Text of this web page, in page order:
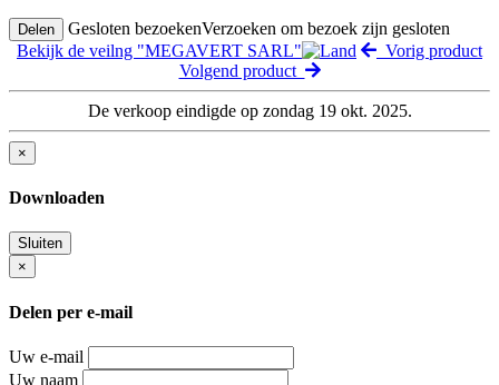
Delen Gesloten bezoekenVerzoeken om bezoek zijn gesloten
Bekijk de veilng "MEGAVERT SARL"
Vorig product
Volgend product
De verkoop eindigde op zondag 19 okt. 2025.
×
Downloaden
Sluiten
×
Delen per e-mail
Uw e-mail
Uw naam